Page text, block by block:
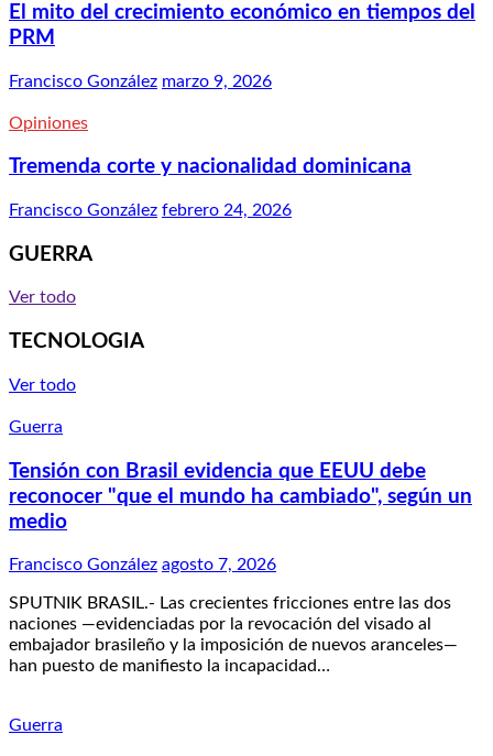
El mito del crecimiento económico en tiempos del
PRM
Francisco González marzo 9, 2026
Opiniones
Tremenda corte y nacionalidad dominicana
Francisco González febrero 24, 2026
GUERRA
Ver todo
TECNOLOGIA
Ver todo
Guerra
Tensión con Brasil evidencia que EEUU debe
reconocer "que el mundo ha cambiado", según un
medio
Francisco González agosto 7, 2026
SPUTNIK BRASIL.- Las crecientes fricciones entre las dos
naciones —evidenciadas por la revocación del visado al
embajador brasileño y la imposición de nuevos aranceles—
han puesto de manifiesto la incapacidad…
Guerra